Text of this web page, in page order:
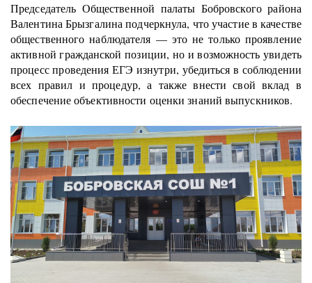
Председатель Общественной палаты Бобровского района
Валентина Брызгалина подчеркнула, что участие в качестве
общественного наблюдателя — это не только проявление
активной гражданской позиции, но и возможность увидеть
процесс проведения ЕГЭ изнутри, убедиться в соблюдении
всех правил и процедур, а также внести свой вклад в
обеспечение объективности оценки знаний выпускников.